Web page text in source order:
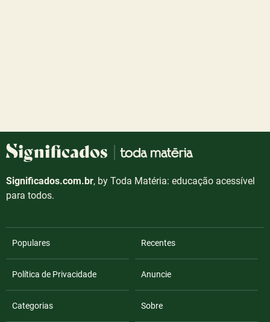
Significados.com.br, by Toda Matéria: educação acessível
para todos.
Populares Recentes
Política de Privacidade Anuncie
Categorias Sobre